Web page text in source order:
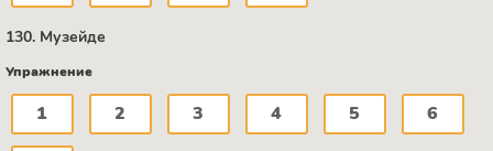
130. Музейде
Упражнение
1 2 3 4 5 6